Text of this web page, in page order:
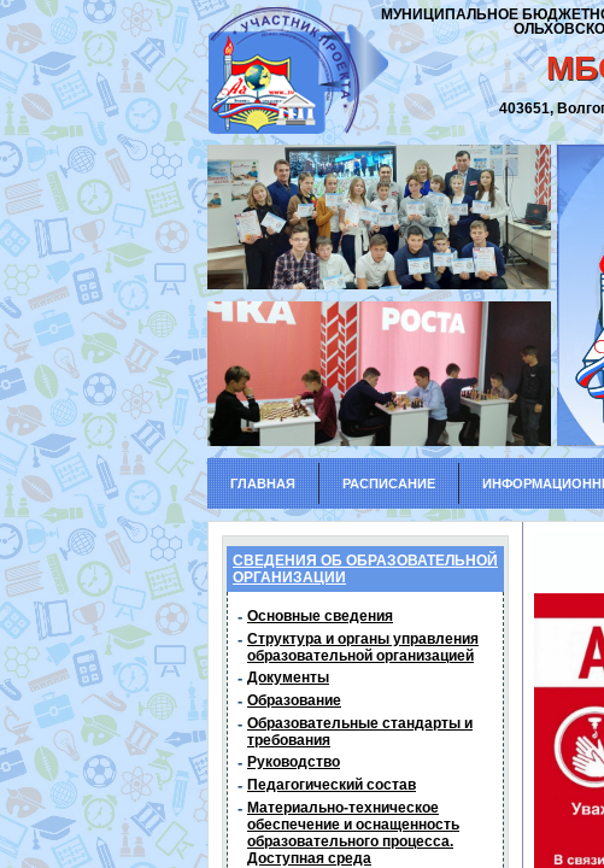
403651,
МУНИЦИПАЛЬНОЕ
ГЛАВНАЯ РАСПИСАНИЕ
СВЕДЕНИЯ ОБ ОБРАЗОВАТЕЛЬНОЙ
ОРГАНИЗАЦИИ
- Основные сведения
- Структура и органы управления
образовательной организацией
- Документы
- Образование
- Образовательные стандарты и
требования
- Руководство
- Педагогический состав
- Материально-техническое
обеспечение и оснащенность
образовательного процесса.
Доступная среда